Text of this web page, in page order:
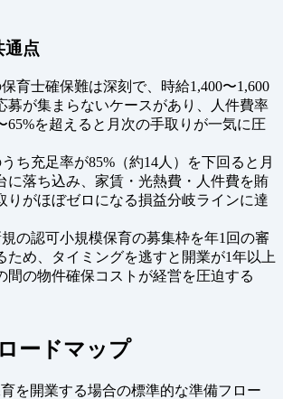
通点
育士確保難は深刻で、時給1,400〜1,600
募が集まらないケースがあり、人件費率
65%を超えると月次の手取りが一気に圧
ち充足率が85%（約14人）を下回ると月
に落ち込み、家賃・光熱費・人件費を賄
りがほぼゼロになる損益分岐ラインに達
の認可小規模保育の募集枠を年1回の審
ため、タイミングを逃すと開業が1年以上
間の物件確保コストが経営を圧迫する
ードマップ
を開業する場合の標準的な準備フロー